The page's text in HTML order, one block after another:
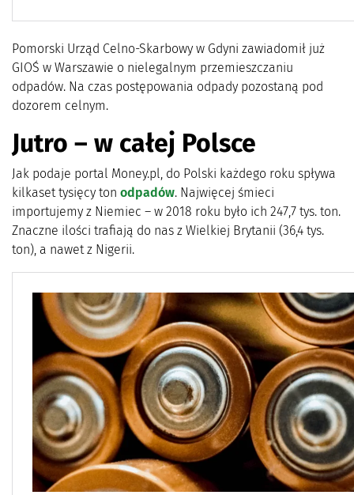
Pomorski Urząd Celno-Skarbowy w Gdyni zawiadomił już
GIOŚ w Warszawie o nielegalnym przemieszczaniu
odpadów. Na czas postępowania odpady pozostaną pod
dozorem celnym.
Jutro – w całej Polsce
Jak podaje portal Money.pl, do Polski każdego roku spływa
kilkaset tysięcy ton odpadów. Najwięcej śmieci
importujemy z Niemiec – w 2018 roku było ich 247,7 tys. ton.
Znaczne ilości trafiają do nas z Wielkiej Brytanii (36,4 tys.
ton), a nawet z Nigerii.